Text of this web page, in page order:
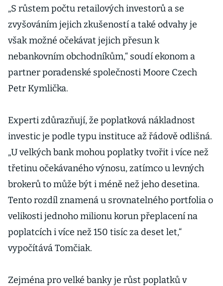
vydělávající
stovky procent
„S růstem počtu retailových investorů a se
zvyšováním jejich zkušeností a také odvahy je
však možné očekávat jejich přesun k
nebankovním obchodníkům,“ soudí ekonom a
partner poradenské společnosti Moore Czech
Petr Kymlička.
Experti zdůrazňují, že poplatková nákladnost
investic je podle typu instituce až řádově odlišná.
„U velkých bank mohou poplatky tvořit i více než
třetinu očekávaného výnosu, zatímco u levných
brokerů to může být i méně než jeho desetina.
Tento rozdíl znamená u srovnatelného portfolia o
velikosti jednoho milionu korun přeplacení na
poplatcích i více než 150 tisíc za deset let,“
vypočítává Tomčiak.
Zejména pro velké banky je růst poplatků v